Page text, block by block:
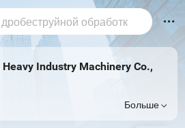
Industry Machinery Co.,
Больше